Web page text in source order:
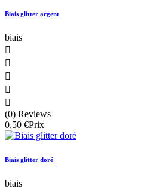
Biais glitter argent
biais





(0) Reviews
0,50 €Prix
Biais glitter doré
biais